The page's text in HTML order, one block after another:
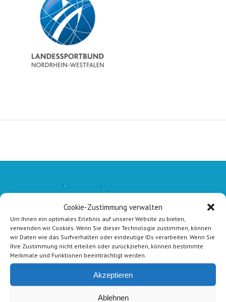
Cookie-Zustimmung verwalten
Um Ihnen ein optimales Erlebnis auf unserer Website zu bieten,
verwenden wir Cookies. Wenn Sie dieser Technologie zustimmen, können
wir Daten wie das Surfverhalten oder eindeutige IDs verarbeiten. Wenn Sie
Ihre Zustimmung nicht erteilen oder zurückziehen, können bestimmte
Merkmale und Funktionen beeinträchtigt werden.
Akzeptieren
Ablehnen